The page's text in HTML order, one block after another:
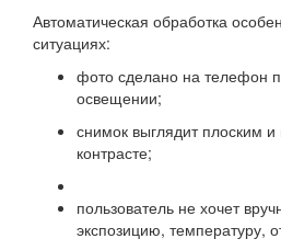
Автоматическая обработка
ситуациях:
фото сделано на телефон
освещении;
снимок выглядит плоским
контрасте;
пользователь не хочет
экспозицию, температуру,